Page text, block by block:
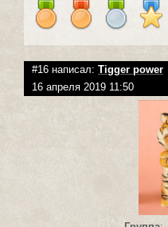
#16 написал: Tigger power
16 апреля 2019 11:50